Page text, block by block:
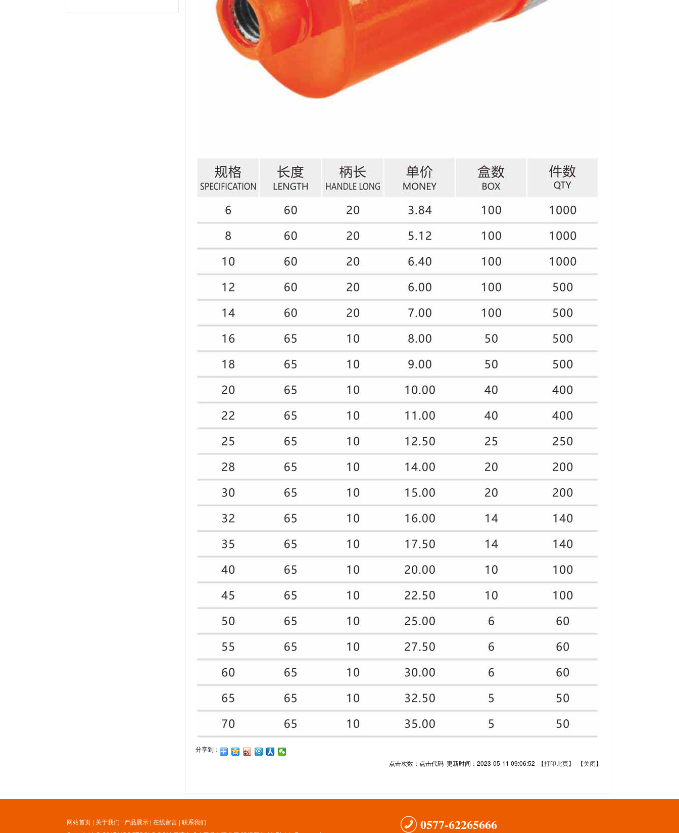
分享到：
点击次数： 点击代码 更新时间：2023-05-11 09:06:52 【打印此页】 【关闭】
网站首页 | 关于我们 | 产品展示 | 在线留言 | 联系我们
0577-62265666